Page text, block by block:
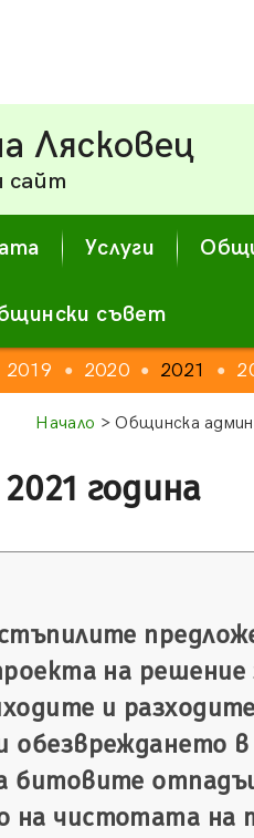
Лясковец
сайт
Услуги
съвет
2019 ● 2020 ● 2021 ●
Начало > Общинска
година
на
и
обезвреждането в
битовите
на чистотата на